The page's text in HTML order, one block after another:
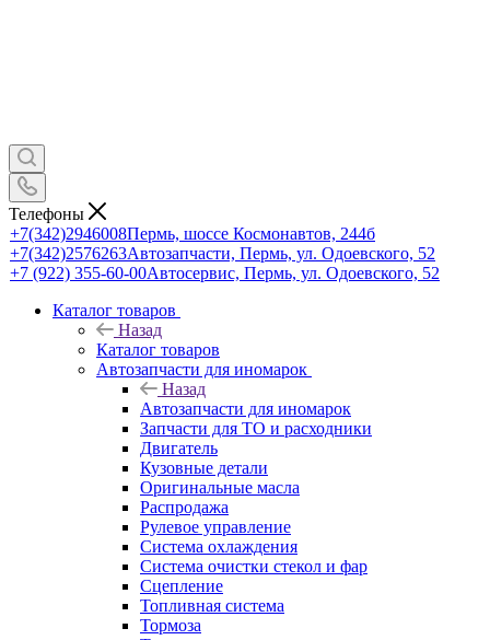
Телефоны
+7(342)2946008Пермь, шоссе Космонавтов, 244б
+7(342)2576263Автозапчасти, Пермь, ул. Одоевского, 52
+7 (922) 355-60-00Автосервис, Пермь, ул. Одоевского, 52
Каталог товаров
Назад
Каталог товаров
Автозапчасти для иномарок
Назад
Автозапчасти для иномарок
Запчасти для ТО и расходники
Двигатель
Кузовные детали
Оригинальные масла
Распродажа
Рулевое управление
Система охлаждения
Система очистки стекол и фар
Сцепление
Топливная система
Тормоза